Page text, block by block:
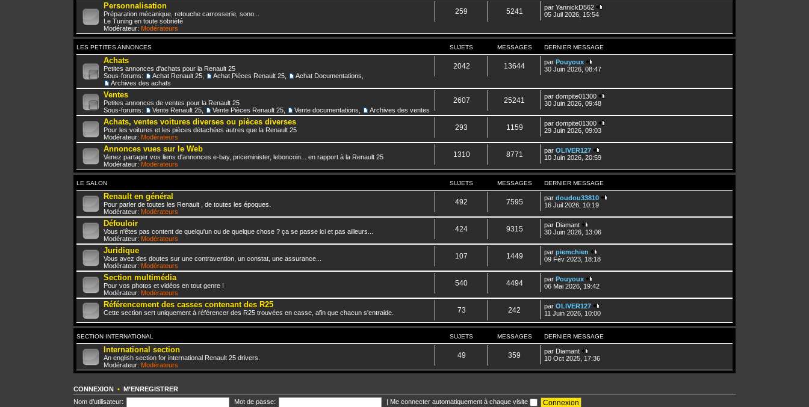
Personnalisation
Préparation mécanique, retouche carrosserie, sono...
Le Tuning en toute sobriété
Modérateur: Modérateurs
259 5241 parYannickD562
05 Juil 2026, 15:54
LES PETITES ANNONCES SUJETS MESSAGES DERNIER MESSAGE
Achats
Petites annonces d'achats pour la Renault 25
Sous-forums:
Achat Renault 25 Achat Pièces Renault 25 Achat Documentations
Archives des achats
2042 13644 parPouyoux
30 Juin 2026, 08:47
Ventes
Petites annonces de ventes pour la Renault 25
Sous-forums:
Vente Renault 25 Vente Pièces Renault 25 Vente documentations Archives des ventes
2607 25241 pardompite01300
30 Juin 2026, 09:48
Achats, ventes voitures diverses ou pièces diverses
Pour les voitures et les pièces détachées autres que la Renault 25
Modérateur: Modérateurs
293 1159 pardompite01300
29 Juin 2026, 09:03
Annonces vues sur le Web
Venez partager vos liens d'annonces e-bay, priceminister, leboncoin... en rapport à la Renault 25
Modérateur: Modérateurs
1310 8771 parOLIVER127
10 Juin 2026, 20:59
LE SALON SUJETS MESSAGES DERNIER MESSAGE
Renault en général
Pour parler de toutes les Renault , de toutes les époques.
Modérateur: Modérateurs
492 7595 pardoudou33810
16 Juil 2026, 10:19
Défouloir
Vous n'êtes pas content de quelqu'un ou de quelque chose ? ça se passe ici et pas ailleurs...
Modérateur: Modérateurs
424 9315 par Diamant
30 Juin 2026, 13:06
Juridique
Vous avez des doutes sur une contravention, un constat, une assurance...
Modérateur: Modérateurs
107 1449 parpiemchien
09 Fév 2023, 18:18
Section multimédia
Pour vos photos et vidéos en tout genre !
Modérateur: Modérateurs
540 4494 parPouyoux
06 Mai 2026, 19:42
Référencement des casses contenant des R25
Cette section sert uniquement à référencer des R25 trouvées en casse, afin que chacun s'entraide. 73 242 parOLIVER127
11 Juin 2026, 10:00
SECTION INTERNATIONAL SUJETS MESSAGES DERNIER MESSAGE
International section
An english section for international Renault 25 drivers.
Modérateur: Modérateurs
49 359 par Diamant
10 Oct 2025, 17:36
CONNEXION • M’ENREGISTRER
Nom d’utilisateur:
Mot de passe: Me connecter automatiquement à chaque visite